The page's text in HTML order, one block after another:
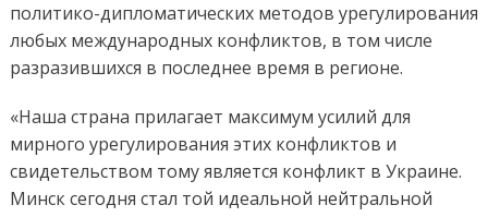
политико-дипломатических методов урегулирования
любых международных конфликтов, в том числе
разразившихся в последнее время в регионе.
«Наша страна прилагает максимум усилий для
мирного урегулирования этих конфликтов и
свидетельством тому является конфликт в Украине.
Минск сегодня стал той идеальной нейтральной